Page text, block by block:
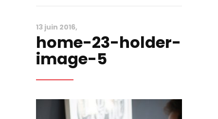
13 juin 2016
home-23-holder-
image-5